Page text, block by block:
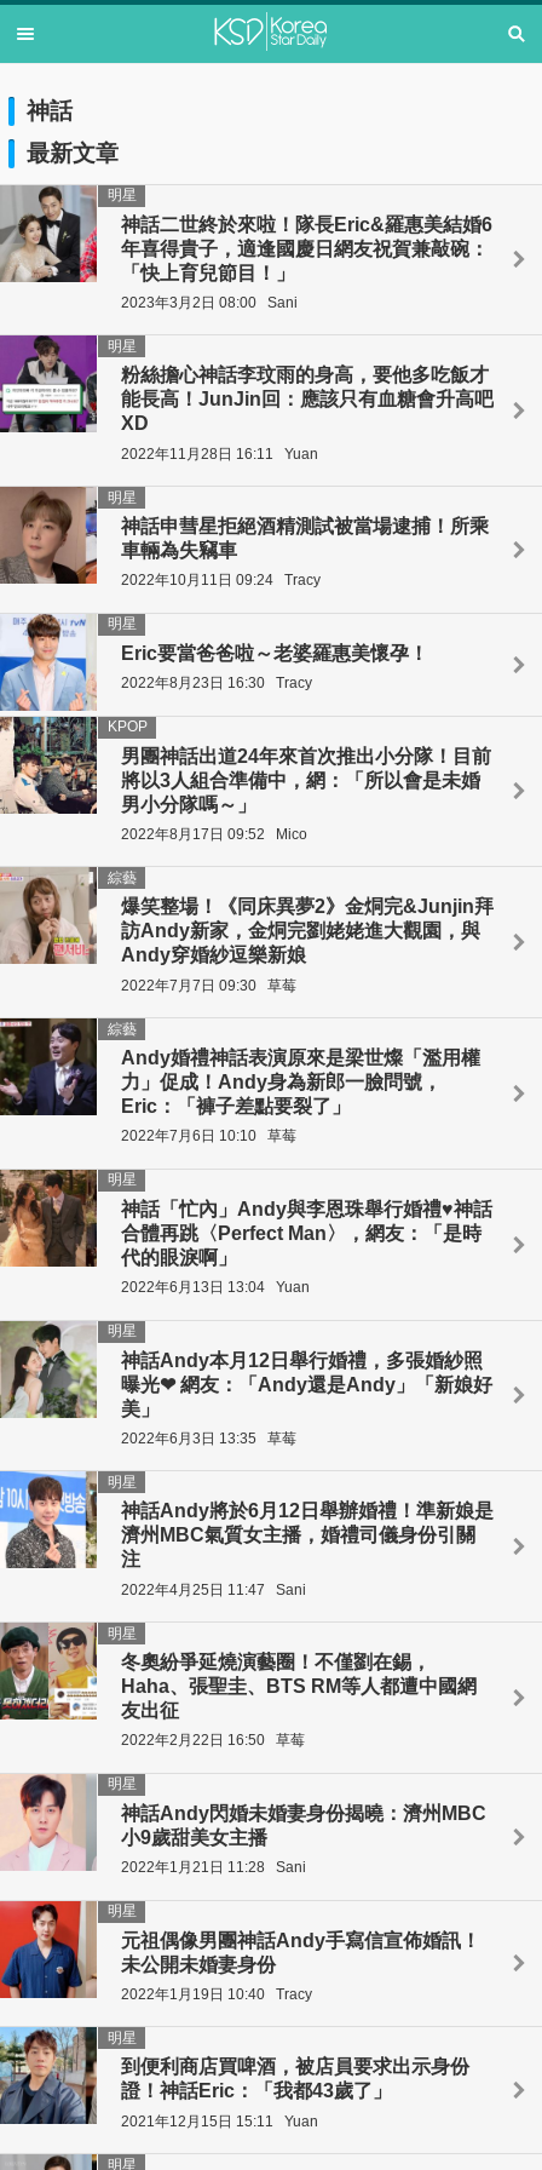
神話
最新文章
神話二世終於來啦！隊長Eric&羅惠美結婚6
年喜得貴子，適逢國慶日網友祝賀兼敲碗：
「快上育兒節目！」
明星
2023年3月2日 08:00 Sani
粉絲擔心神話李玟雨的身高，要他多吃飯才
能長高！JunJin回：應該只有血糖會升高吧
XD
明星
2022年11月28日 16:11 Yuan
神話申彗星拒絕酒精測試被當場逮捕！所乘
車輛為失竊車
明星
2022年10月11日 09:24 Tracy
Eric要當爸爸啦～老婆羅惠美懷孕！
明星
2022年8月23日 16:30 Tracy
男團神話出道24年來首次推出小分隊！目前
將以3人組合準備中，網：「所以會是未婚
男小分隊嗎～」
KPOP
2022年8月17日 09:52 Mico
爆笑整場！《同床異夢2》金烔完&Junjin拜
訪Andy新家，金烔完劉姥姥進大觀園，與
Andy穿婚紗逗樂新娘
綜藝
2022年7月7日 09:30 草莓
Andy婚禮神話表演原來是梁世燦「濫用權
力」促成！Andy身為新郎一臉問號，
Eric：「褲子差點要裂了」
綜藝
2022年7月6日 10:10 草莓
神話「忙內」Andy與李恩珠舉行婚禮♥神話
合體再跳〈Perfect Man〉，網友：「是時
代的眼淚啊」
明星
2022年6月13日 13:04 Yuan
神話Andy本月12日舉行婚禮，多張婚紗照
曝光❤ 網友：「Andy還是Andy」「新娘好
美」
明星
2022年6月3日 13:35 草莓
神話Andy將於6月12日舉辦婚禮！準新娘是
濟州MBC氣質女主播，婚禮司儀身份引關
注
明星
2022年4月25日 11:47 Sani
冬奧紛爭延燒演藝圈！不僅劉在錫，
Haha、張聖圭、BTS RM等人都遭中國網
友出征
明星
2022年2月22日 16:50 草莓
神話Andy閃婚未婚妻身份揭曉：濟州MBC
小9歲甜美女主播
明星
2022年1月21日 11:28 Sani
元祖偶像男團神話Andy手寫信宣佈婚訊！
未公開未婚妻身份
明星
2022年1月19日 10:40 Tracy
到便利商店買啤酒，被店員要求出示身份
證！神話Eric：「我都43歲了」
明星
2021年12月15日 15:11 Yuan
明星